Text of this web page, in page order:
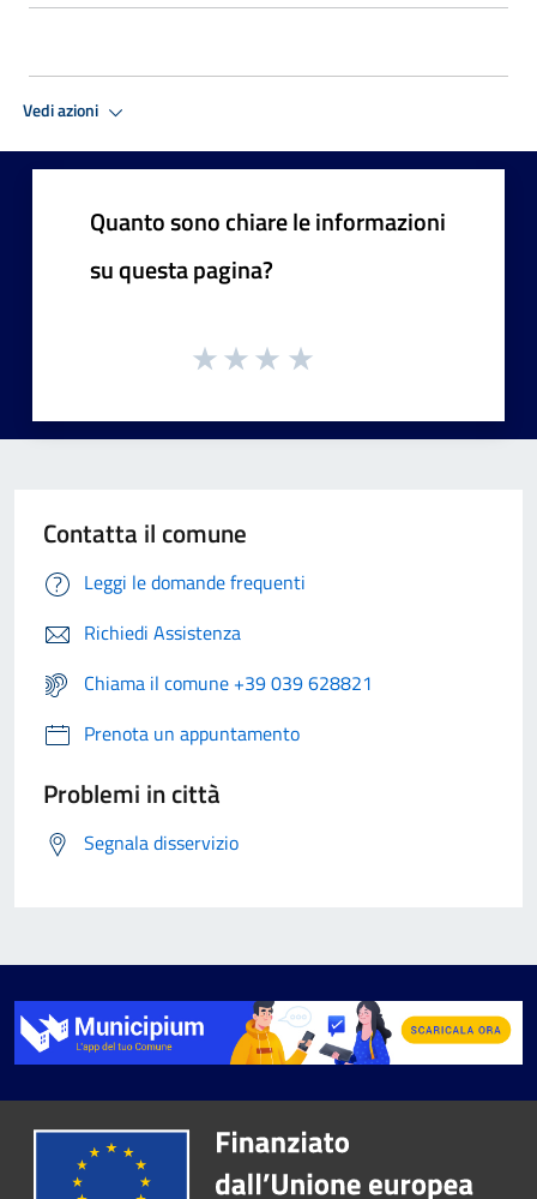
Vedi azioni
Quanto sono chiare le informazioni
su questa pagina?
Contatta il comune
Leggi le domande frequenti
Richiedi Assistenza
Chiama il comune +39 039 628821
Prenota un appuntamento
Problemi in città
Segnala disservizio